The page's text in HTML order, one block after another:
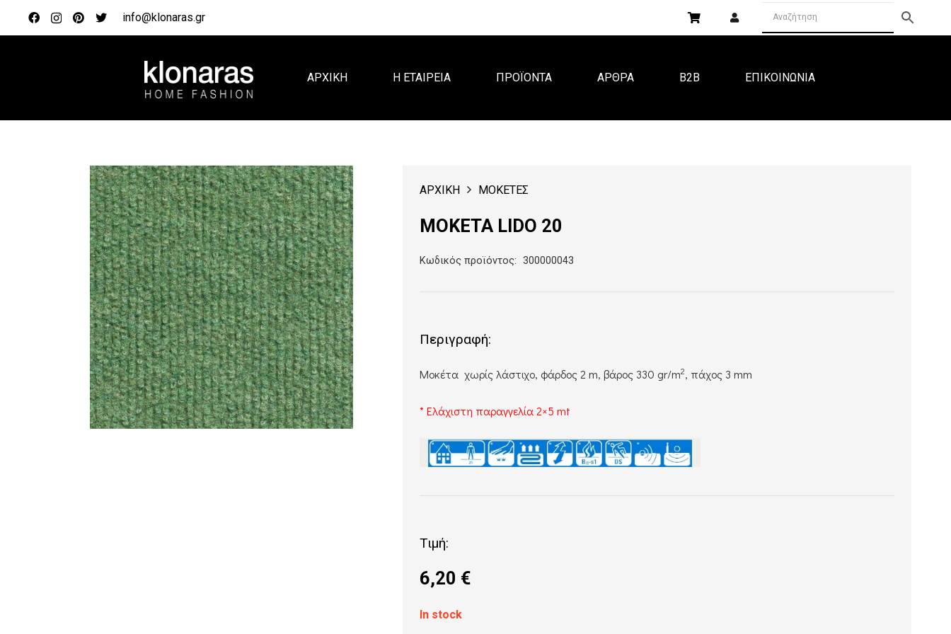
info@klonaras.gr
ΑΡΧΙΚΗ Η ΕΤΑΙΡΕΙΑ ΠΡΟΪΟΝΤΑ ΑΡΘΡΑ B2B ΕΠΙΚΟΙΝΩΝΙΑ
ΑΡΧΙΚΗ ΜΟΚΕΤΕΣ
ΜΟΚΕΤΑ LIDO 20
Κωδικός προϊόντος: 300000043
Περιγραφή:
Μοκέτα χωρίς λάστιχο, φάρδος 2 m, βάρος 330 gr/m2, πάχος 3 mm
* Ελάχιστη παραγγελία 2×5 mt
Τιμή:
6,20 €
In stock